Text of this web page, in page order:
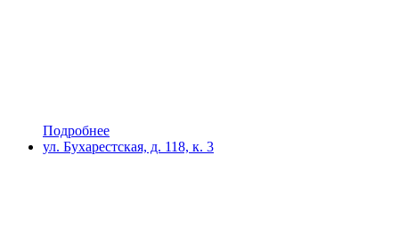
Подробнее
ул. Бухарестская, д. 118, к. 3